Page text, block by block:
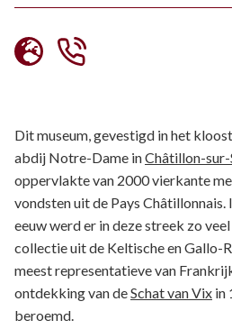
Dit museum, gevestigd in het
abdij Notre-Dame inChâtillon-sur-
oppervlakte van 2000 vierkante
vondsten uit de Pays Châtillonnais.
eeuw werd er in deze streek zo
collectie uit de Keltische en Gallo-
meest representatieve van
ontdekking van deSchat van Vix in
beroemd.